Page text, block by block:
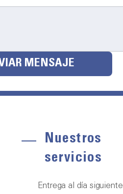
MENSAJE
Nuestros
servicios
Entrega al día siguiente